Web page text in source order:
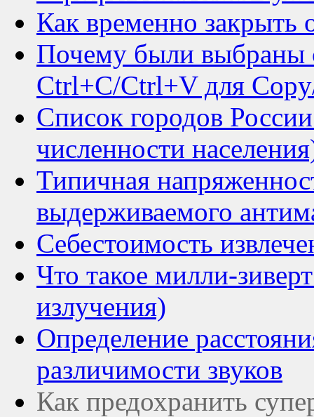
Как временно закрыть
Почему были выбраны
Ctrl+C/Ctrl+V для
Список городов
численности
Типичная
выдерживаемого
Себестоимость
Что такое милли-
излучения)
Определение
различимости звуков
Как предохранить